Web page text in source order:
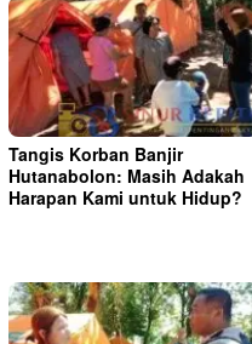
Tangis Korban Banjir
Hutanabolon: Masih Adakah
Harapan Kami untuk Hidup?